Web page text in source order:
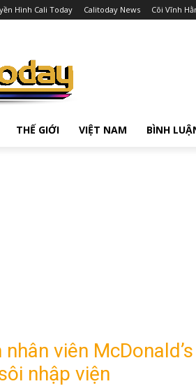
Hình Cali Today Calitoday News Cõi Vĩnh
THẾ GIỚI VIỆT NAM BÌNH
viên
nhập viện